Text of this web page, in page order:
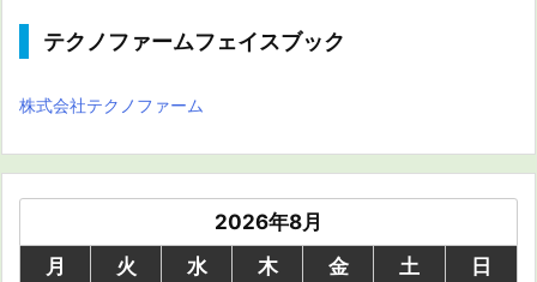
テクノファームフェイスブック
株式会社テクノファーム
2026年8月
月
火 水 木 金 土
日